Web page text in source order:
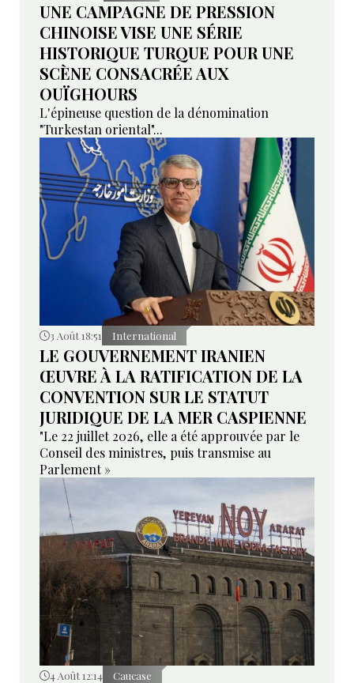
UNE CAMPAGNE DE PRESSION
CHINOISE VISE UNE SÉRIE
HISTORIQUE TURQUE POUR UNE
SCÈNE CONSACRÉE AUX
OUÏGHOURS
L'épineuse question de la dénomination
"Turkestan oriental"...
3 Août 18:51 International
LE GOUVERNEMENT IRANIEN
ŒUVRE À LA RATIFICATION DE LA
CONVENTION SUR LE STATUT
JURIDIQUE DE LA MER CASPIENNE
"Le 22 juillet 2026, elle a été approuvée par le
Conseil des ministres, puis transmise au
Parlement »
4 Août 12:14 Caucase